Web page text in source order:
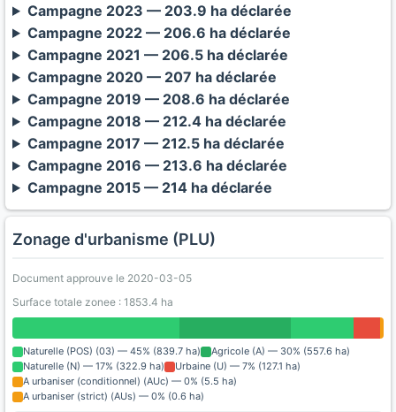
Campagne 2023 — 203.9 ha déclarée
Campagne 2022 — 206.6 ha déclarée
Campagne 2021 — 206.5 ha déclarée
Campagne 2020 — 207 ha déclarée
Campagne 2019 — 208.6 ha déclarée
Campagne 2018 — 212.4 ha déclarée
Campagne 2017 — 212.5 ha déclarée
Campagne 2016 — 213.6 ha déclarée
Campagne 2015 — 214 ha déclarée
Zonage d'urbanisme (PLU)
Document approuve le 2020-03-05
Surface totale zonee : 1853.4 ha
Naturelle (POS) (03) — 45% (839.7 ha)
Agricole (A) — 30% (557.6 ha)
Naturelle (N) — 17% (322.9 ha)
Urbaine (U) — 7% (127.1 ha)
A urbaniser (conditionnel) (AUc) — 0% (5.5 ha)
A urbaniser (strict) (AUs) — 0% (0.6 ha)